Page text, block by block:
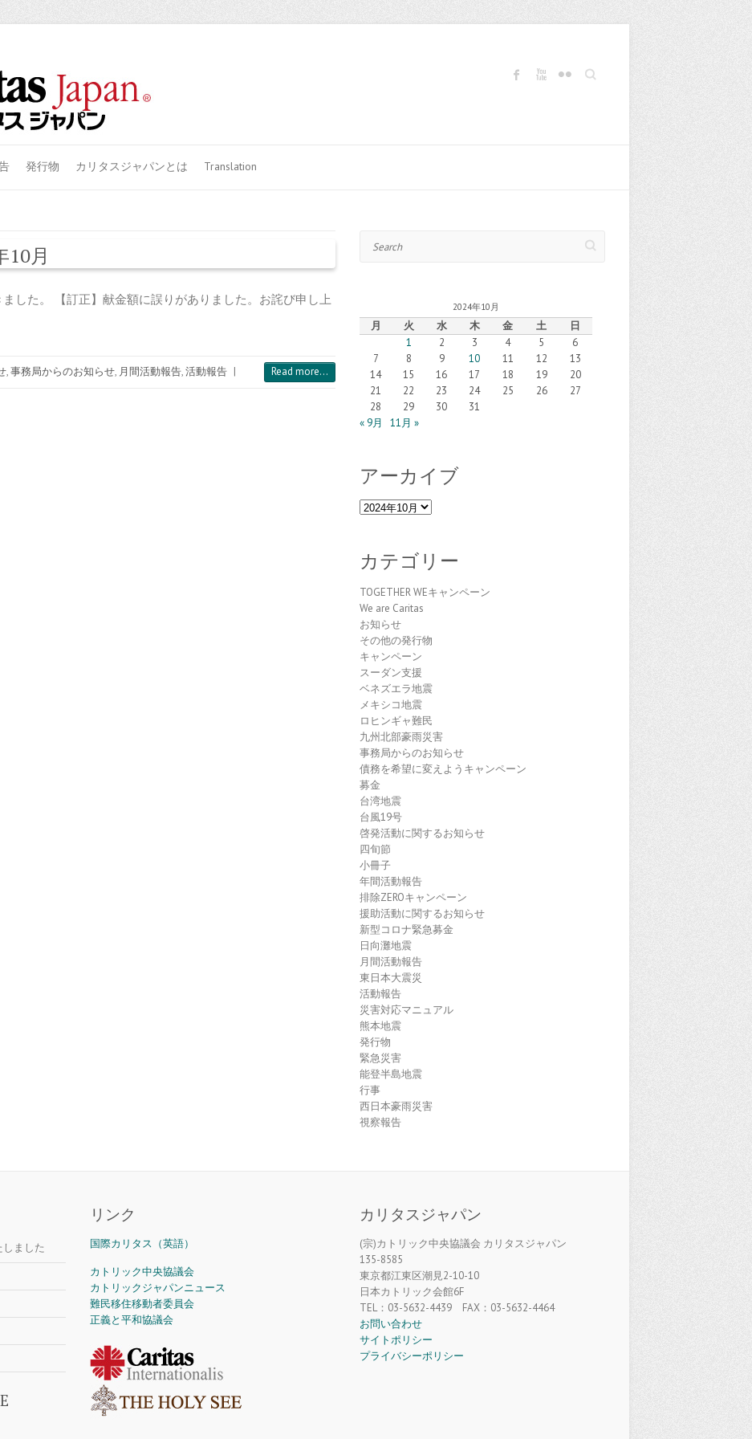
Search
発行物 カリタスジャパンとは Translation
10月
した。 【訂正】献金額に誤りがありました。お詫び申し上
,事務局からのお知らせ, 月間活動報告,活動報告 | Read more...
2024年10月
月 火 水 木 金 土
日
1
2 3 4 5
6
7
8 9 10 11 12
13
14
15 16 17 18 19
20
21
22 23 24 25 26
27
28
29 30
31
« 9月
11月 »
アーカイブ
ア
イ
ブ
カテゴリー
TOGETHER WEキャンペーン
We are Caritas
お知らせ
その他の発行物
キャンペーン
スーダン支援
ベネズエラ地震
メキシコ地震
ロヒンギャ難民
九州北部豪雨災害
事務局からのお知らせ
債務を希望に変えようキャンペーン
募金
台湾地震
台風19号
啓発活動に関するお知らせ
四旬節
小冊子
年間活動報告
排除ZEROキャンペーン
援助活動に関するお知らせ
新型コロナ緊急募金
日向灘地震
月間活動報告
東日本大震災
活動報告
災害対応マニュアル
熊本地震
発行物
緊急災害
能登半島地震
行事
西日本豪雨災害
視察報告
ました
リンク
国際カリタス（英語）
カトリック中央協議会
カトリックジャパンニュース
難民移住移動者委員会
正義と平和協議会
カリタスジャパン
(宗)カトリック中央協議会 カリタスジャパン
135-8585
東京都江東区潮見2-10-10
日本カトリック会館6F
TEL：03-5632-4439 FAX：03-5632-4464
お問い合わせ
サイトポリシー
プライバシーポリシー